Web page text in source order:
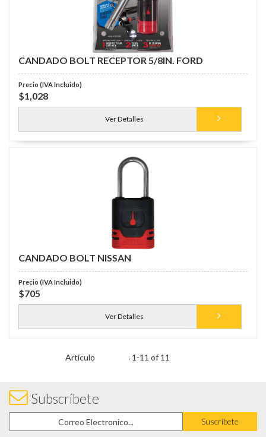
CANDADO BOLT RECEPTOR 5/8IN. FORD
$1,028
Ver Detalles
CANDADO BOLT NISSAN
$705
Ver Detalles
Items 1-11 of 11
Subscríbete